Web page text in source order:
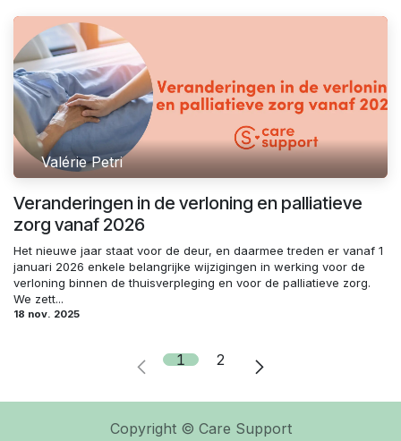
Valérie Petri
Veranderingen in de verloning en palliatieve
zorg vanaf 2026
Het nieuwe jaar staat voor de deur, en daarmee treden er vanaf 1
januari 2026 enkele belangrijke wijzigingen in werking voor de
verloning binnen de thuisverpleging en voor de palliatieve zorg.
We zett...
18 nov. 2025
1 2
Copyright © Care Support